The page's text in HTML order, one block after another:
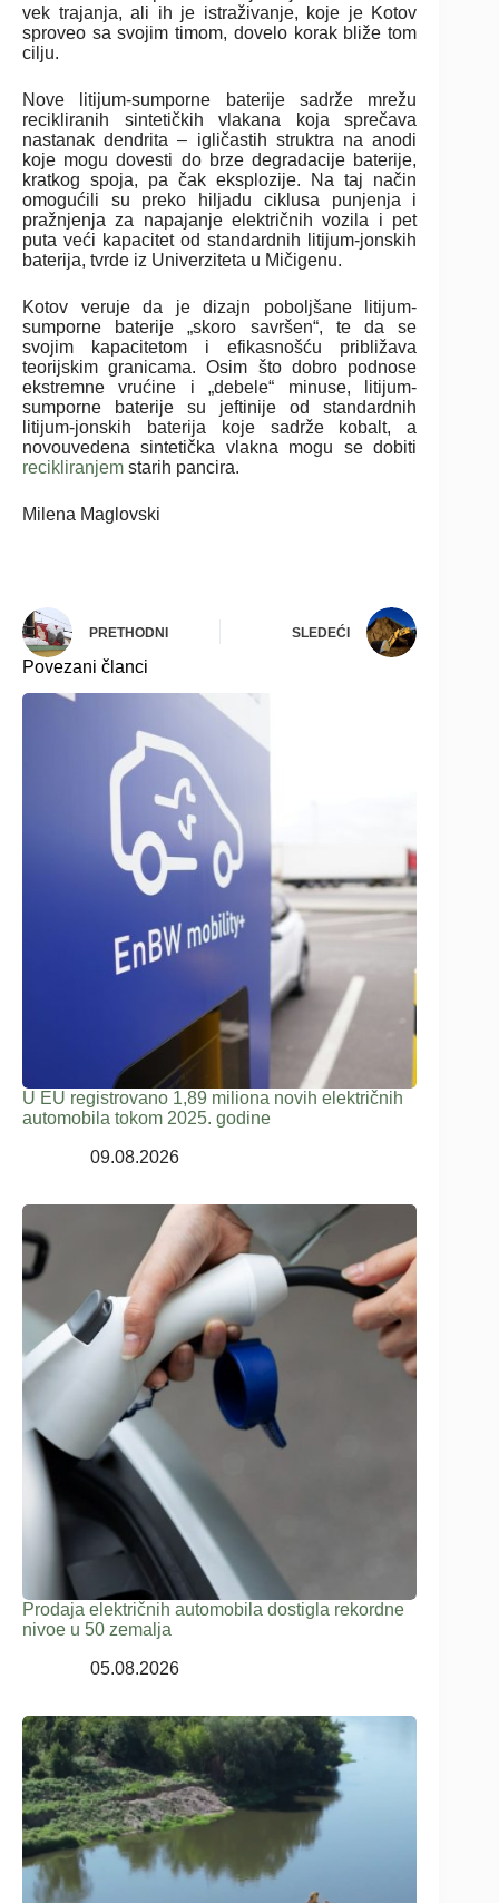
vek trajanja, ali ih je istraživanje, koje je Kotov
sproveo sa svojim timom, dovelo korak bliže tom
cilju.
Nove litijum-sumporne baterije sadrže mrežu
recikliranih sintetičkih vlakana koja sprečava
nastanak dendrita – igličastih struktra na anodi
koje mogu dovesti do brze degradacije baterije,
kratkog spoja, pa čak eksplozije. Na taj način
omogućili su preko hiljadu ciklusa punjenja i
pražnjenja za napajanje električnih vozila i pet
puta veći kapacitet od standardnih litijum-jonskih
baterija, tvrde iz Univerziteta u Mičigenu.
Kotov veruje da je dizajn poboljšane litijum-
sumporne baterije „skoro savršen“, te da se
svojim kapacitetom i efikasnošću približava
teorijskim granicama. Osim što dobro podnose
ekstremne vrućine i „debele“ minuse, litijum-
sumporne baterije su jeftinije od standardnih
litijum-jonskih baterija koje sadrže kobalt, a
novouvedena sintetička vlakna mogu se dobiti
recikliranjem starih pancira.
Milena Maglovski
PRETHODNI SLEDEĆI
Povezani članci
U EU registrovano 1,89 miliona novih električnih
automobila tokom 2025. godine
09.08.2026
Prodaja električnih automobila dostigla rekordne
nivoe u 50 zemalja
05.08.2026